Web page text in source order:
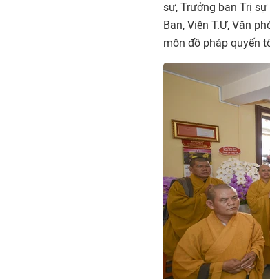
sự, Trưởng ban Trị
Ban, Viện T.Ư, Văn
môn đồ pháp quyến